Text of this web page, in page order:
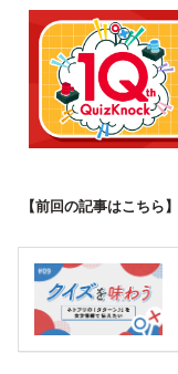
【前回の記事はこちら】